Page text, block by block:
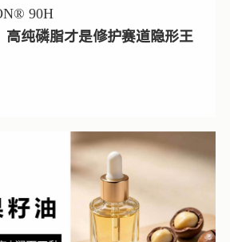
90H
高纯磷脂才是修护赛道隐形王